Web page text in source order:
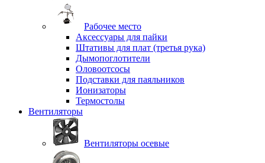
Рабочее место
Аксессуары для пайки
Штативы для плат (третья рука)
Дымопоглотители
Оловоотсосы
Подставки для паяльников
Ионизаторы
Термостолы
Вентиляторы
Вентиляторы осевые